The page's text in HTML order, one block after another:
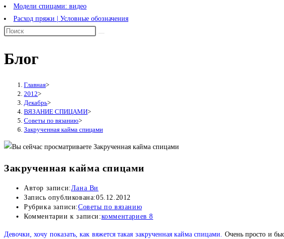
Модели спицами: видео
Расход пряжи | Условные обозначения
Блог
Главная>
2012>
Декабрь>
ВЯЗАНИЕ СПИЦАМИ>
Советы по вязанию>
Закрученная кайма спицами
Закрученная кайма спицами
Автор записи:Лана Ви
Запись опубликована:05.12.2012
Рубрика записи:Советы по вязанию
Комментарии к записи:комментариев 8
Девочки, хочу показать, как вяжется такая закрученная кайма спицами. Очень просто и